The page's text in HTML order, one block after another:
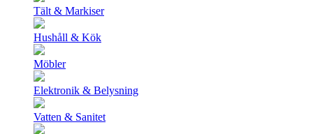
Tält & Markiser
Hushåll & Kök
Möbler
Elektronik & Belysning
Vatten & Sanitet